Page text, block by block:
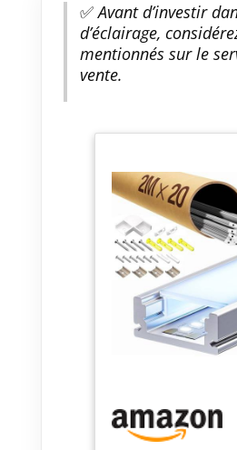
✅Avant d’investir
d’éclairage,
mentionnés sur le
vente.